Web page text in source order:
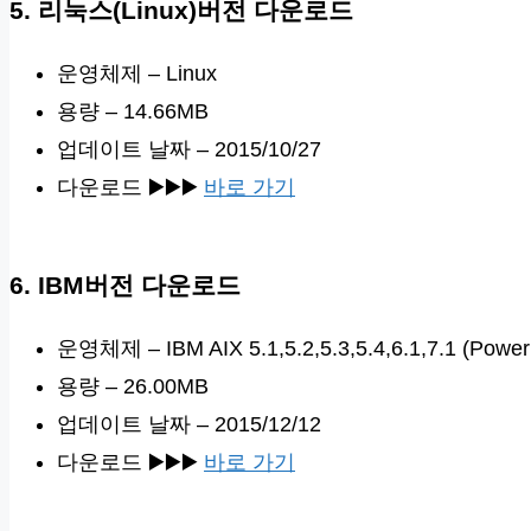
5. 리눅스(Linux)버전 다운로드
운영체제 – Linux
용량 – 14.66MB
업데이트 날짜 – 2015/10/27
다운로드 ▶️▶️▶️ 바로 가기
6. IBM버전 다운로드
운영체제 – IBM AIX 5.1,5.2,5.3,5.4,6.1,7.1
용량 – 26.00MB
업데이트 날짜 – 2015/12/12
다운로드 ▶️▶️▶️ 바로 가기